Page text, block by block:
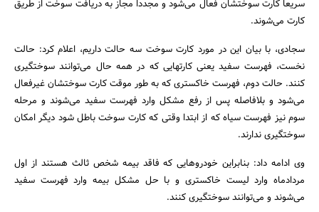
جستجو
سریعا کارت سوختشان فعال می‌شود و مجددا مجاز به دریافت سوخت از طریق
کارت می‌شوند.
سجادی، با بیان این‌ در مورد کارت سوخت سه حالت داریم، اعلام کرد: حالت
نخست، فهرست سفید یعنی کارتهایی که در همه حال می‌توانند سوختگیری
کنند. حالت دوم، فهرست خاکستری که به طور موقت کارت سوختشان غیرفعال
می‌شود و بلافاصله پس از رفع مشکل وارد فهرست سفید می‌شوند و مرحله
سوم نیز فهرست سیاه که از ابتدا وقتی که کارت سوخت باطل شود دیگر امکان
سوختگیری ندارند.
وی ادامه داد: بنابراین خودروهایی که فاقد بیمه شخص ثالث هستند از اول
مردادماه وارد لیست خاکستری و با حل مشکل بیمه وارد فهرست سفید
می‌شوند و می‌توانند سوختگیری کنند.